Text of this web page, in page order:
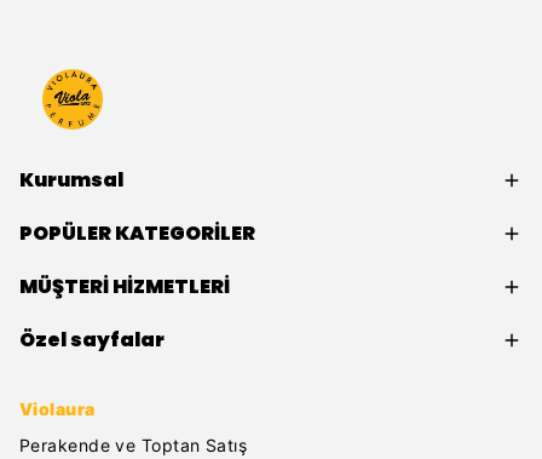
Kurumsal
POPÜLER KATEGORİLER
MÜŞTERİ HİZMETLERİ
Özel sayfalar
Violaura
Perakende ve Toptan Satış